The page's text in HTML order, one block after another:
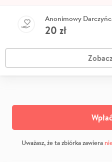
Anonimowy
20 zł
Uważasz, że ta zbiórka zawiera